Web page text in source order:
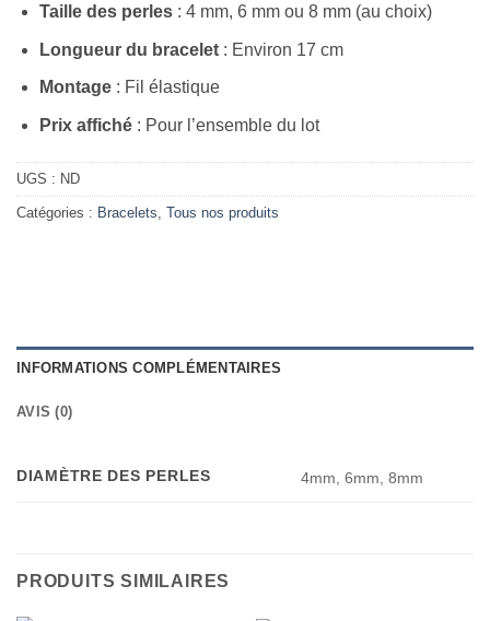
Taille des perles: 4 mm, 6 mm ou 8 mm (au choix)
Longueur du bracelet: Environ 17 cm
Montage: Fil élastique
Prix affiché: Pour l’ensemble du lot
UGS : ND
Catégories : Bracelets Tous nos produits
INFORMATIONS COMPLÉMENTAIRES
AVIS (0)
DIAMÈTRE DES PERLES 4mm, 6mm, 8mm
PRODUITS SIMILAIRES